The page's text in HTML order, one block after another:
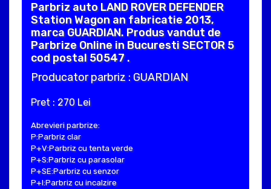
Parbriz auto LAND ROVER DEFENDER
Station Wagon an fabricatie 2013,
marca GUARDIAN. Produs vandut de
Parbrize Online in Bucuresti SECTOR 5
cod postal 50547 .
Producator parbriz : GUARDIAN
Pret : 270 Lei
Abrevieri parbrize:
P:Parbriz clar
P+V:Parbriz cu tenta verde
P+S:Parbriz cu parasolar
P+SE:Parbriz cu senzor
P+I:Parbriz cu incalzire